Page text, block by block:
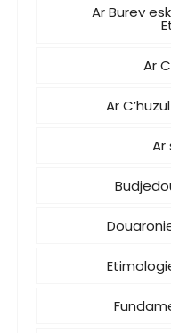
Ar Burev
Ar
Ar
Ar